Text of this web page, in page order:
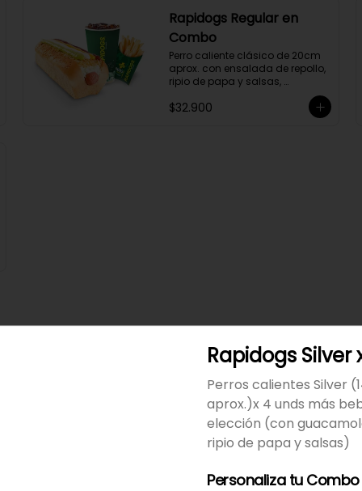
Rapidogs Regular en
Combo
Perro caliente clásico de 20cm
aprox. con ensalada de repollo,
ripio de papa y salsas,
bebida a elección. (Hot Dog)
$32.900
Hamburguesa Beefer en
Combo
Hamburguesa doble carne,
tocineta, doble queso
americano, salsa cheddar y
BBQ, gaseosa y
acompañamiento a elección.
$36.800
Rapidogs Silver
Perros calientes Silver
aprox.)x 4 unds más
elección (con
ripio de papa y salsas)
Personaliza tu Combo